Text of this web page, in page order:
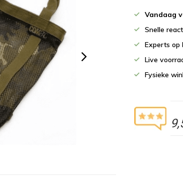
Vandaag
Snelle
Experts op
Live
Fysieke